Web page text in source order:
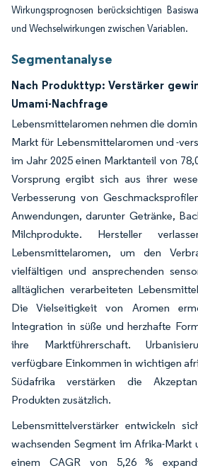
Wirkungsprognosen berücksichtigen
und Wechselwirkungen zwischen Variablen.
Segmentanalyse
Nach Produkttyp: Verstärker
Umami-Nachfrage
Lebensmittelaromen nehmen die
Markt für Lebensmittelaromen und -
im Jahr 2025 einen Marktanteil von
Vorsprung ergibt sich aus ihrer
Verbesserung von
Anwendungen, darunter Getränke,
Milchprodukte. Hersteller
Lebensmittelaromen, um den
vielfältigen und ansprechenden
alltäglichen verarbeiteten
Die Vielseitigkeit von Aromen
Integration in süße und herzhafte
ihre Marktführerschaft.
verfügbare Einkommen in wichtigen
Südafrika verstärken die
Produkten zusätzlich.
Lebensmittelverstärker entwickeln
wachsenden Segment im Afrika-Markt
einem CAGR von 5,26 %